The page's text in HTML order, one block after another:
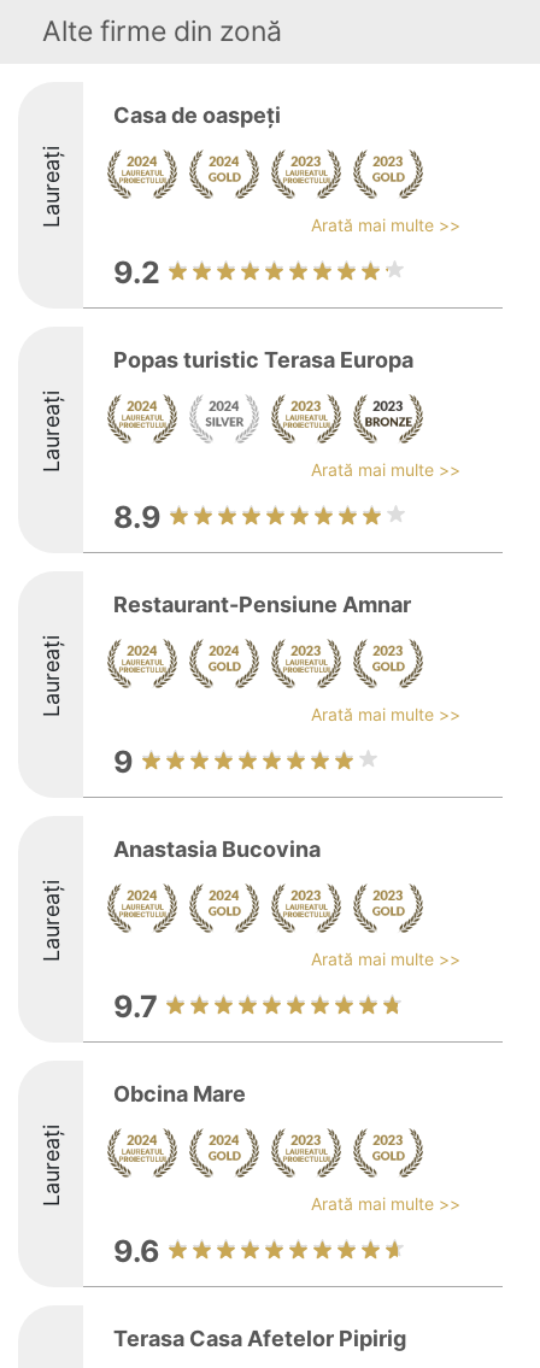
Alte firme din zonă
Laureați
Casa de oaspeţi
Arată mai multe >>
9.2
Laureați
Popas turistic Terasa Europa
Arată mai multe >>
8.9
Laureați
Restaurant-Pensiune Amnar
Arată mai multe >>
9
Laureați
Anastasia Bucovina
Arată mai multe >>
9.7
Laureați
Obcina Mare
Arată mai multe >>
9.6
Terasa Casa Afetelor Pipirig